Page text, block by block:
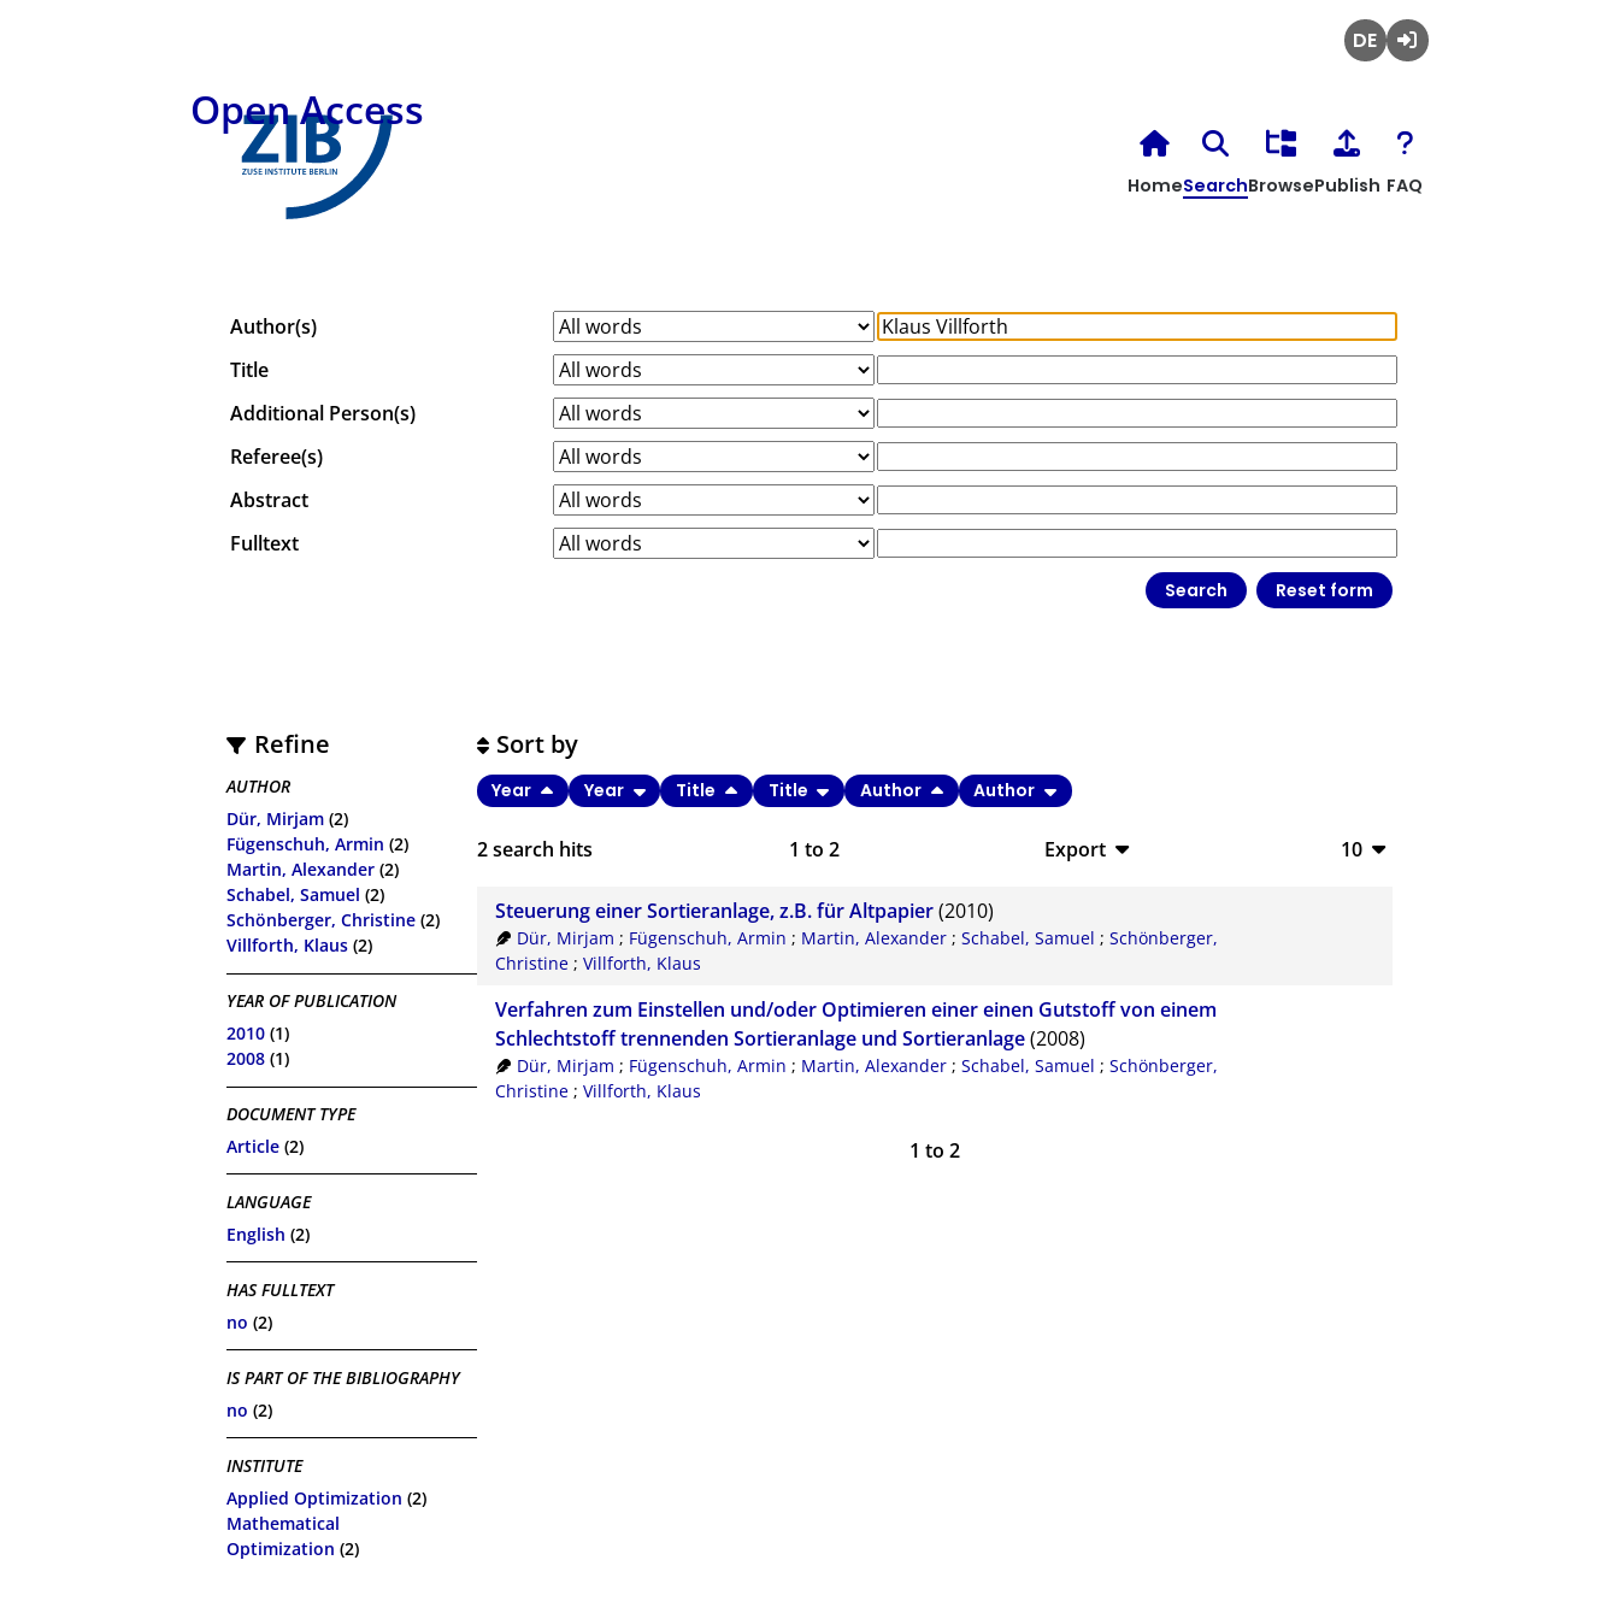
Open Access
HomeSearchBrowsePublish FAQ
Author(s)
Title
Additional Person(s)
Referee(s)
Abstract
Fulltext
Refine
AUTHOR
Dür, Mirjam (2)
Fügenschuh, Armin (2)
Martin, Alexander (2)
Schabel, Samuel (2)
Schönberger, Christine (2)
Villforth, Klaus (2)
YEAR OF PUBLICATION
2010 (1)
2008 (1)
DOCUMENT TYPE
Article (2)
LANGUAGE
English (2)
HAS FULLTEXT
no (2)
IS PART OF THE BIBLIOGRAPHY
no (2)
INSTITUTE
Applied Optimization (2)
Mathematical
Optimization (2)
2search hits 1 to2
Export
CSV
XML
10
Sort by
Year Year Title Title Author Author
Steuerung einer Sortieranlage, z.B. für Altpapier(2010)
Dür, Mirjam ; Fügenschuh, Armin ; Martin, Alexander ;Schabel, Samuel ;Schönberger,
Christine; Villforth, Klaus
Verfahren zum Einstellen und/oder Optimieren einer einen Gutstoff von einem
Schlechtstoff trennenden Sortieranlage und Sortieranlage(2008)
Dür, Mirjam ; Fügenschuh, Armin ; Martin, Alexander ;Schabel, Samuel ;Schönberger,
Christine; Villforth, Klaus
1 to 2